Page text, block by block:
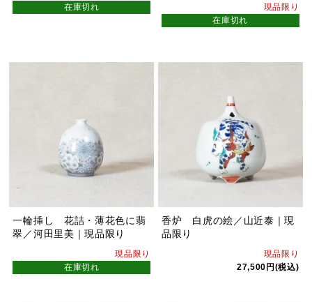
在庫切れ
現品限り
在庫切れ
一輪挿し 花詰・薄花色に翡
翠／河田里美｜現品限り
現品限り
在庫切れ
香炉 白虎の絵／山近泰｜現
品限り
現品限り
27,500円(税込)